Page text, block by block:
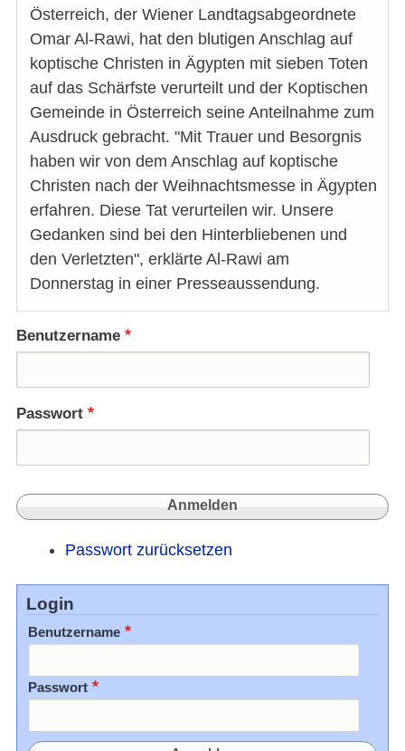
Österreich, der Wiener Landtagsabgeordnete
Omar Al-Rawi, hat den blutigen Anschlag auf
koptische Christen in Ägypten mit sieben Toten
auf das Schärfste verurteilt und der Koptischen
Gemeinde in Österreich seine Anteilnahme zum
Ausdruck gebracht. "Mit Trauer und Besorgnis
haben wir von dem Anschlag auf koptische
Christen nach der Weihnachtsmesse in Ägypten
erfahren. Diese Tat verurteilen wir. Unsere
Gedanken sind bei den Hinterbliebenen und
den Verletzten", erklärte Al-Rawi am
Donnerstag in einer Presseaussendung.
Benutzername
Passwort
Passwort zurücksetzen
Login
Benutzername
Passwort